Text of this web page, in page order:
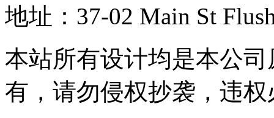
地址：37-02 Main St
本站所有设计均是本公
有，请勿侵权抄袭，违